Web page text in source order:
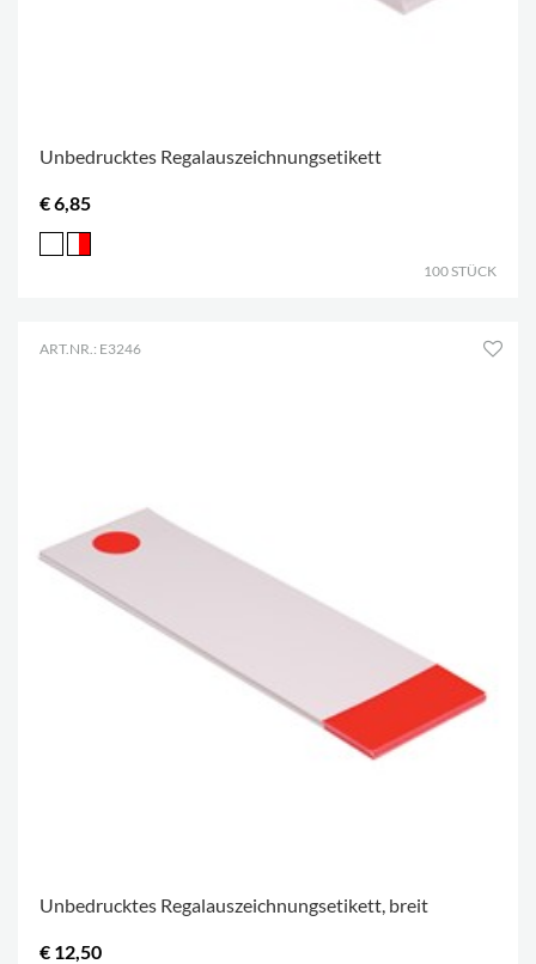
Unbedrucktes Regalauszeichnungsetikett
€ 6,85
100 STÜCK
ART.NR.: E3246
Unbedrucktes Regalauszeichnungsetikett, breit
€ 12,50